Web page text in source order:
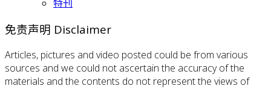
特刊
免责声明 Disclaimer
Articles, pictures and video posted could be from various
sources and we could not ascertain the accuracy of the
materials and the contents do not represent the views of